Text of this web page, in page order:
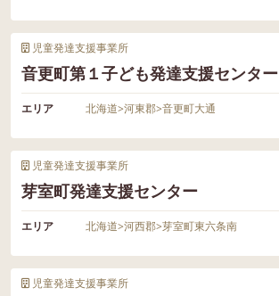
児童発達支援事業所
音更町第１子ども発達支援センター
エリア 北海道>河東郡>音更町大通
児童発達支援事業所
芽室町発達支援センター
エリア 北海道>河西郡>芽室町東六条南
児童発達支援事業所